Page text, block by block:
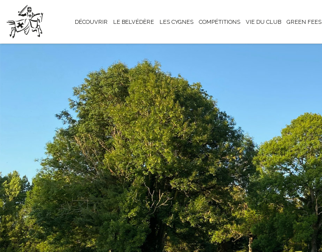
DÉCOUVRIR LE BELVÉDÈRE LES CYGNES COMPÉTITIONS VIE DU CLUB GREEN FEES